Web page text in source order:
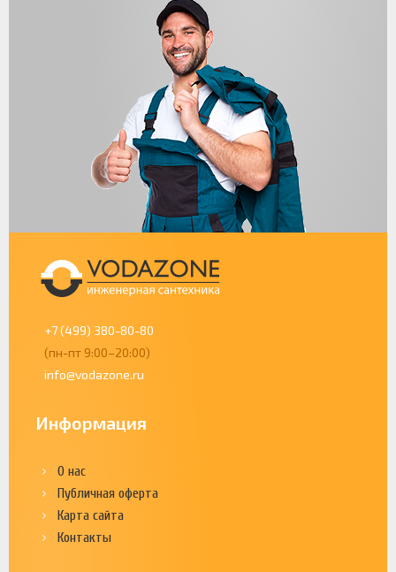
+7 (499) 380-80-80
(пн-пт 9:00–20:00)
info@vodazone.ru
Информация
О нас
Публичная оферта
Карта сайта
Контакты